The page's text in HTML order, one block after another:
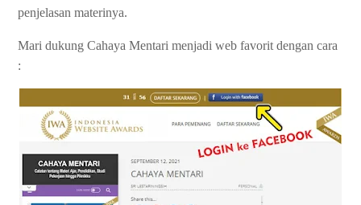
penjelasan materinya.
Mari dukung Cahaya Mentari menjadi web favorit dengan cara
: